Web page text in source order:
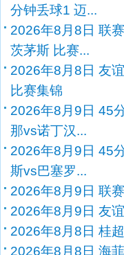
分钟丢球1 迈...
2026年8月8日 联
茨茅斯 比赛...
2026年8月8日 友
比赛集锦
2026年8月9日 45
那vs诺丁汉...
2026年8月9日 45
斯vs巴塞罗...
2026年8月9日 联
2026年8月9日 友
2026年8月8日 桂
2026年8月8日 海